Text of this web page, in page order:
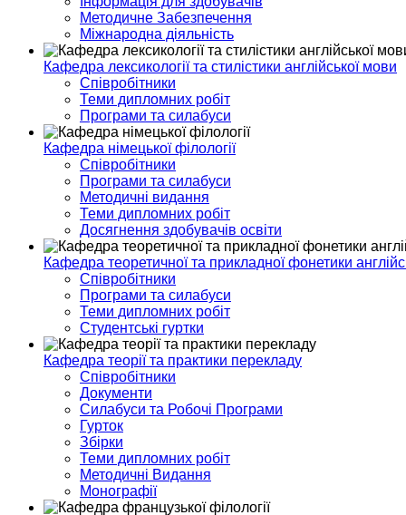
Методичне Забезпечення
Міжнародна діяльність
Кафедра лексикології та стилістики англійської мови
Співробітники
Теми дипломних робіт
Програми та силабуси
Кафедра німецької філології
Співробітники
Програми та силабуси
Методичні видання
Теми дипломних робіт
Досягнення здобувачів освіти
Кафедра теоретичної та прикладної фонетики
Співробітники
Програми та силабуси
Теми дипломних робіт
Студентські гуртки
Кафедра теорії та практики перекладу
Співробітники
Документи
Силабуси та Робочі Програми
Гурток
Збірки
Теми дипломних робіт
Методичні Видання
Монографії